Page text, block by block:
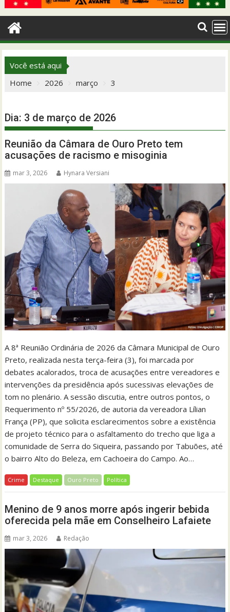
Você está aqui
Home
2026 março 3
Dia: 3 de março de 2026
Reunião da Câmara de Ouro Preto tem
acusações de racismo e misoginia
mar 3, 2026 Hynara Versiani
A 8ª Reunião Ordinária de 2026 da Câmara Municipal de Ouro
Preto, realizada nesta terça-feira (3), foi marcada por
debates acalorados, troca de acusações entre vereadores e
intervenções da presidência após sucessivas elevações de
tom no plenário. A sessão discutia, entre outros pontos, o
Requerimento nº 55/2026, de autoria da vereadora Lílian
França (PP), que solicita esclarecimentos sobre a existência
de projeto técnico para o asfaltamento do trecho que liga a
comunidade de Serra do Siqueira, passando por Tabuões, até
o bairro Alto do Beleza, em Cachoeira do Campo. Ao…
Crime Destaque Ouro Preto Política
Menino de 9 anos morre após ingerir bebida
oferecida pela mãe em Conselheiro Lafaiete
mar 3, 2026 Redação